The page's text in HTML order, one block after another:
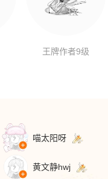
王牌作者9级
喵太阳呀
黄文静hwj